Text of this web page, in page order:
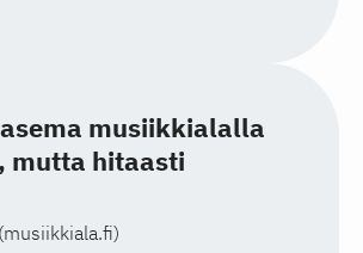
musiikkialalla
mutta hitaasti